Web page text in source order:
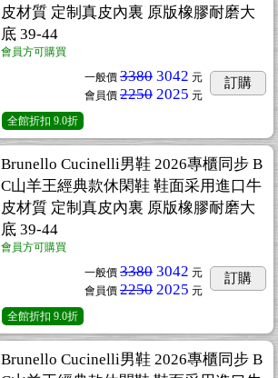
皮材質 定制真皮內裏 原版橡膠耐磨大
底 39-44
會員方可購買
一般價 3380 3042 元
會員價 2250 2025 元
訂購
全館折扣 9.0折
Brunello Cucinelli男鞋 2026專櫃同步 B
C山羊王經典款休閑鞋 鞋面采用進口牛
皮材質 定制真皮內裏 原版橡膠耐磨大
底 39-44
會員方可購買
一般價 3380 3042 元
會員價 2250 2025 元
訂購
全館折扣 9.0折
Brunello Cucinelli男鞋 2026專櫃同步 B